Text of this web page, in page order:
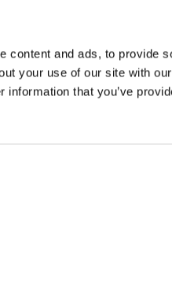
content and ads, to provide
your use of our site with
information that you’ve